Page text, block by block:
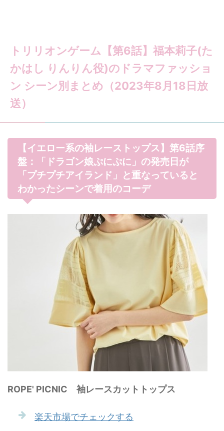
トリリオンゲーム【第6話】福本莉子(た
かはし りんりん役)のドラマファッショ
ン シーン別まとめ（2023年8月18日放
送）
【イエロー系の袖レーストップス】第6話序
盤：「ドラゴン娘ぷにぷに」の発売日が
「プチプチアイランド」と重なっていると
わかったシーンで着用のコーデ
ROPE' PICNIC 袖レースカットトップス
楽天市場でチェックする